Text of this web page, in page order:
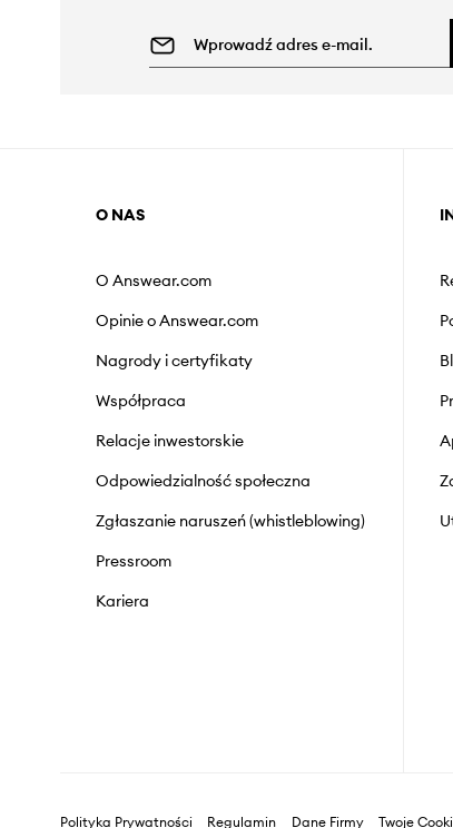
O NAS
O Answear.com
Opinie o Answear.com
Nagrody i certyfikaty
Współpraca
Relacje inwestorskie
Odpowiedzialność społeczna
Zgłaszanie naruszeń (whistleblowing)
Pressroom
Kariera
Polityka Prywatności Regulamin Dane Firmy Twoje